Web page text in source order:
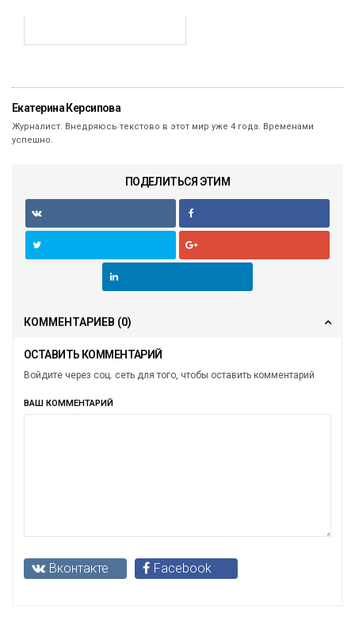
Екатерина Керсипова
Журналист. Внедряюсь текстово в этот мир уже 4 года. Временами
успешно.
ПОДЕЛИТЬСЯ ЭТИМ
КОММЕНТАРИЕВ (0)
ОСТАВИТЬ КОММЕНТАРИЙ
Войдите через соц. сеть для того, чтобы оставить комментарий
ВАШ КОММЕНТАРИЙ
Вконтакте Facebook